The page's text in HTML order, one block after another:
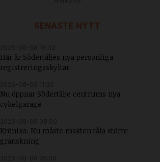
SENASTE NYTT
Här är Södertäljes nya personliga
registreringsskyltar
Nu öppnar Södertälje centrums nya
cykelgarage
Krönika: Nu måste makten tåla större
granskning